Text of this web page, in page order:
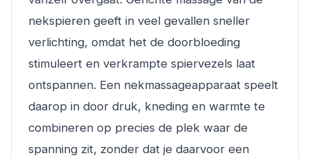
nekspieren geeft in veel gevallen sneller
verlichting, omdat het de doorbloeding
stimuleert en verkrampte spiervezels laat
ontspannen. Een nekmassageapparaat speelt
daarop in door druk, kneding en warmte te
combineren op precies de plek waar de
spanning zit, zonder dat je daarvoor een